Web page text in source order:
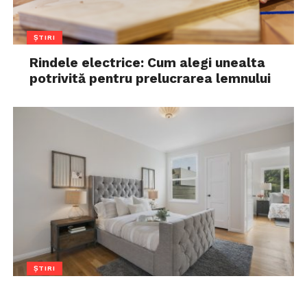
ȘTIRI
Rindele electrice: Cum alegi unealta
potrivită pentru prelucrarea lemnului
ȘTIRI